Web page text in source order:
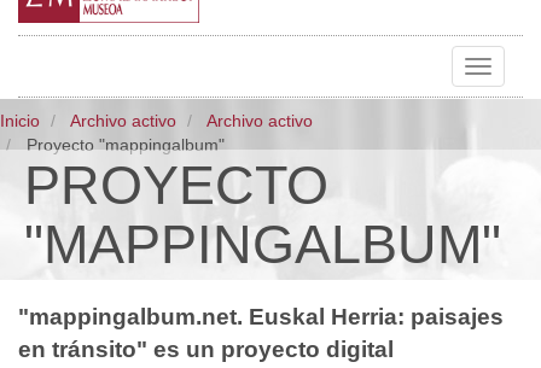
Toggle
Inicio Archivo activo
Archivo activo
Proyecto "mappingalbum"
PROYECTO
"MAPPINGALBUM"
"mappingalbum.net. Euskal Herria: paisajes
en tránsito" es un proyecto digital